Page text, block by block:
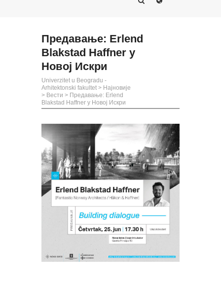
Предавање: Erlend
Blakstad Haffner у
Новој Искри
Univerzitet u Beogradu -
Arhitektonski fakultet > Најновије
> Вести > Предавање: Erlend
Blakstad Haffner у Новој Искри